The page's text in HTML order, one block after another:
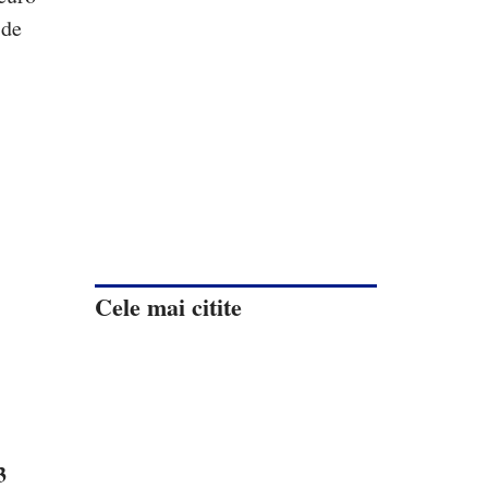
Cele mai citite